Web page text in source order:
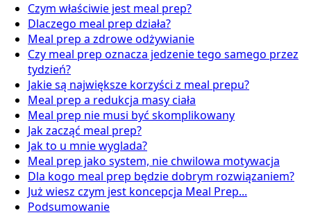
Czym właściwie jest meal prep?
Dlaczego meal prep działa?
Meal prep a zdrowe odżywianie
Czy meal prep oznacza jedzenie tego samego przez
tydzień?
Jakie są największe korzyści z meal prepu?
Meal prep a redukcja masy ciała
Meal prep nie musi być skomplikowany
Jak zacząć meal prep?
Jak to u mnie wyglada?
Meal prep jako system, nie chwilowa motywacja
Dla kogo meal prep będzie dobrym rozwiązaniem?
Już wiesz czym jest koncepcja Meal Prep...
Podsumowanie